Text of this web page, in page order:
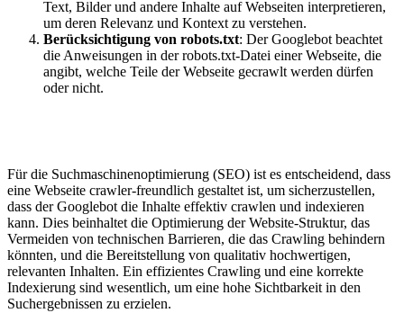
Text, Bilder und andere Inhalte auf Webseiten interpretieren,
um deren Relevanz und Kontext zu verstehen.
Berücksichtigung von robots.txt: Der Googlebot beachtet
die Anweisungen in der robots.txt-Datei einer Webseite, die
angibt, welche Teile der Webseite gecrawlt werden dürfen
oder nicht.
Für die Suchmaschinenoptimierung (SEO) ist es entscheidend, dass
eine Webseite crawler-freundlich gestaltet ist, um sicherzustellen,
dass der Googlebot die Inhalte effektiv crawlen und indexieren
kann. Dies beinhaltet die Optimierung der Website-Struktur, das
Vermeiden von technischen Barrieren, die das Crawling behindern
könnten, und die Bereitstellung von qualitativ hochwertigen,
relevanten Inhalten. Ein effizientes Crawling und eine korrekte
Indexierung sind wesentlich, um eine hohe Sichtbarkeit in den
Suchergebnissen zu erzielen.